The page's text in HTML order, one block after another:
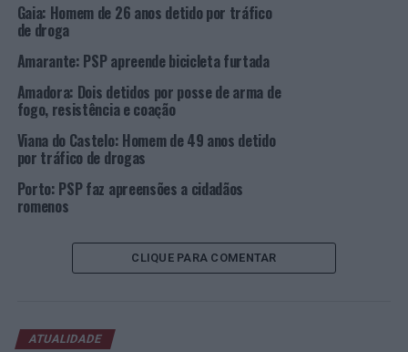
TÓPICOS RELACIONADOS:
CÂMARA DE LOBOS
CRIMINALIDADE
PRÓXIMO
Viana do Castelo apresentada como “embaixadora da
transição digital” a nível nacional
NÃO PERCA
Porto Santo: Estrangeiro detido por crime de violência
doméstica
Gaia: Homem de 26 anos detido por tráfico
de droga
Amarante: PSP apreende bicicleta furtada
Amadora: Dois detidos por posse de arma de
fogo, resistência e coação
Viana do Castelo: Homem de 49 anos detido
por tráfico de drogas
Porto: PSP faz apreensões a cidadãos
romenos
CLIQUE PARA COMENTAR
ATUALIDADE